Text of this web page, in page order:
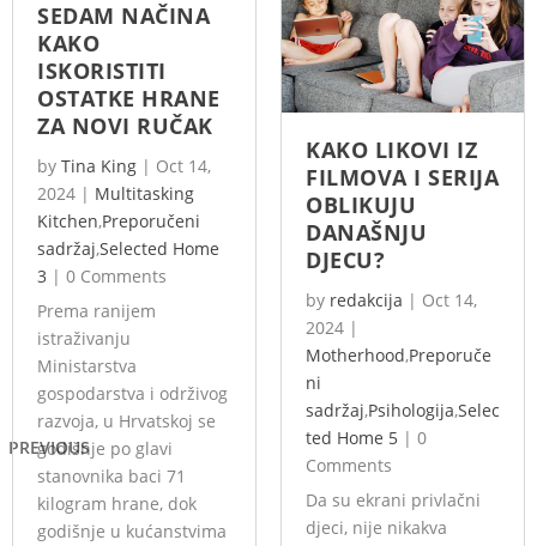
PREVIOUS
SEDAM NAČINA
KAKO
ISKORISTITI
OSTATKE HRANE
ZA NOVI RUČAK
by Tina King | Oct 14,
2024 | Multitasking
Kitchen,Preporučeni
sadržaj,Selected Home
3 | 0 Comments
Prema ranijem
istraživanju
Ministarstva
gospodarstva i održivog
razvoja, u Hrvatskoj se
godišnje po glavi
stanovnika baci 71
kilogram hrane, dok
godišnje u kućanstvima
KAKO LIKOVI IZ
FILMOVA I SERIJA
OBLIKUJU
DANAŠNJU
DJECU?
by redakcija | Oct 14,
2024 |
Motherhood,Preporuče
ni
sadržaj,Psihologija,Selec
ted Home 5 | 0
Comments
Da su ekrani privlačni
djeci, nije nikakva